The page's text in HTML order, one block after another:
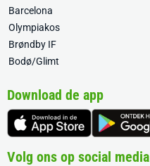
Barcelona
Olympiakos
Brøndby IF
Bodø/Glimt
Download de app
Volg ons op social media